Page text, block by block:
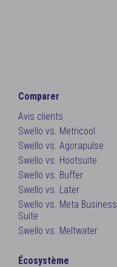
Comparer
Avis clients
Swello vs. Metricool
Swello vs. Agorapulse
Swello vs. Hootsuite
Swello vs. Buffer
Swello vs. Later
Swello vs. Meta Business
Suite
Swello vs. Meltwater
Écosystème